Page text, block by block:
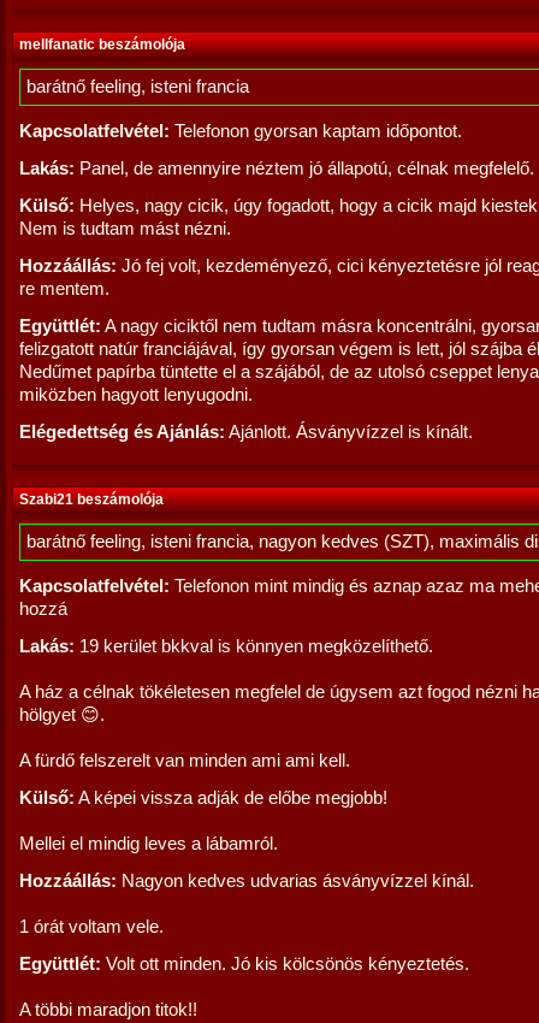
mellfanatic beszámolója
barátnő feeling, isteni francia
Kapcsolatfelvétel: Telefonon gyorsan kaptam időpontot.
Lakás: Panel, de amennyire néztem jó állapotú, célnak megfelelő.
Külső: Helyes, nagy cicik, úgy fogadott, hogy a cicik majd
Nem is tudtam mást nézni.
Hozzáállás: Jó fej volt, kezdeményező, cici kényeztetésre jól
re mentem.
Együttlét: A nagy ciciktől nem tudtam másra koncentrálni,
felizgatott natúr franciájával, így gyorsan végem is lett, jól szájba
Nedűmet papírba tüntette el a szájából, de az utolsó cseppet
miközben hagyott lenyugodni.
Elégedettség és Ajánlás: Ajánlott. Ásványvízzel is kínált.
Szabi21 beszámolója
barátnő feeling, isteni francia, nagyon kedves (SZT), maximális
Kapcsolatfelvétel: Telefonon mint mindig és aznap azaz ma
hozzá
Lakás: 19 kerület bkkval is könnyen megközelíthető.
A ház a célnak tökéletesen megfelel de úgysem azt fogod nézni
hölgyet 😊.
A fürdő felszerelt van minden ami ami kell.
Külső: A képei vissza adják de előbe megjobb!
Mellei el mindig leves a lábamról.
Hozzáállás: Nagyon kedves udvarias ásványvízzel kínál.
1 órát voltam vele.
Együttlét: Volt ott minden. Jó kis kölcsönös kényeztetés.
A többi maradjon titok!!